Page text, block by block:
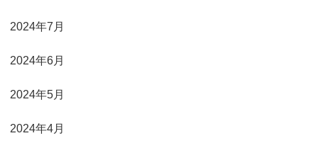
2024年7月
2024年6月
2024年5月
2024年4月